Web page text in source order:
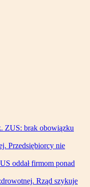
ZUS: brak obowiązku
Przedsiębiorcy nie
oddał firmom ponad
Rząd szykuje